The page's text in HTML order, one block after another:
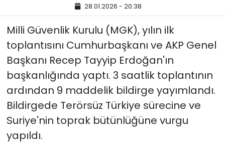
28.01.2026 - 20:38
Milli Güvenlik Kurulu (MGK), yılın ilk
toplantısını Cumhurbaşkanı ve AKP Genel
Başkanı Recep Tayyip Erdoğan'ın
başkanlığında yaptı. 3 saatlik toplantının
ardından 9 maddelik bildirge yayımlandı.
Bildirgede Terörsüz Türkiye sürecine ve
Suriye'nin toprak bütünlüğüne vurgu
yapıldı.